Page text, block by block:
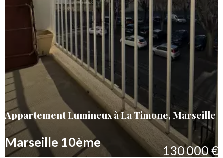
Appartement Lumineux à La Timone, Marseille
Marseille 10ème
130 000 €